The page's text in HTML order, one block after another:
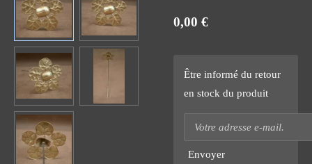
0,00 €
Être informé du retour
en stock du produit
Envoyer